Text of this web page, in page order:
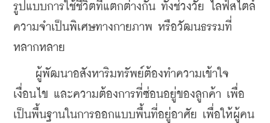
รูปแบบการใช้ชีวิตที่แตกต่างกัน ทั้งช่วงวัย ไลฟ์สไตล์
ความจำเป็นพิเศษทางกายภาพ หรือวัฒนธรรมที่
หลากหลาย
ผู้พัฒนาอสังหาริมทรัพย์ต้องทำความเข้าใจ
เงื่อนไข และความต้องการที่ซ่อนอยู่ของลูกค้า เพื่อ
เป็นพื้นฐานในการออกแบบพื้นที่อยู่อาศัย เพื่อให้ผู้คน